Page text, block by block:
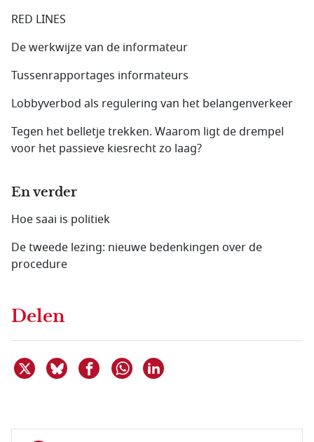
RED LINES
De werkwijze van de informateur
Tussenrapportages informateurs
Lobbyverbod als regulering van het belangenverkeer
Tegen het belletje trekken. Waarom ligt de drempel
voor het passieve kiesrecht zo laag?
En verder
Hoe saai is politiek
De tweede lezing: nieuwe bedenkingen over de
procedure
Delen
Deel dit item op X
Deel dit item op Bluesky
Deel dit item op Facebook
Delen via WhatsApp